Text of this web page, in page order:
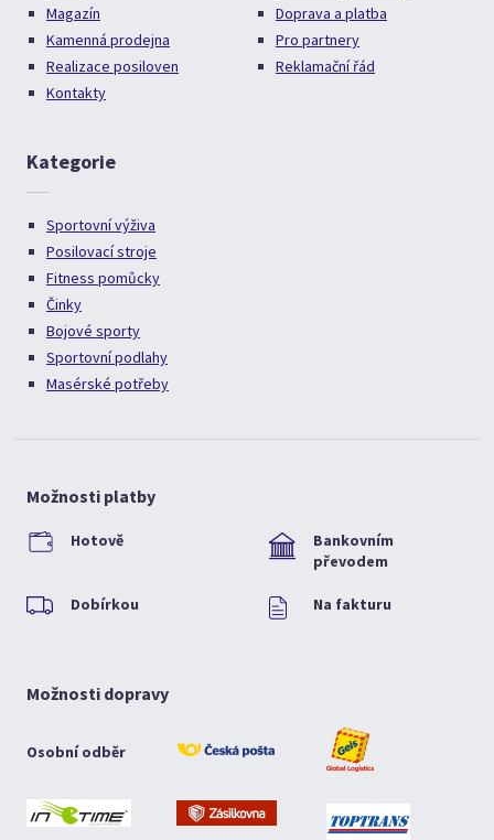
Magazín
Kamenná prodejna
Realizace posiloven
Kontakty
Doprava a platba
Pro partnery
Reklamační řád
Kategorie
Sportovní výživa
Posilovací stroje
Fitness pomůcky
Činky
Bojové sporty
Sportovní podlahy
Masérské potřeby
Možnosti platby
Hotově
Bankovním
převodem
Dobírkou Na fakturu
Možnosti dopravy
Osobní odběr